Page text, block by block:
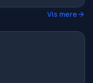
Vis mere